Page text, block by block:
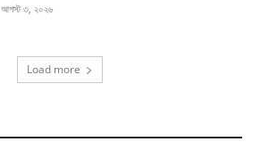
আগস্ট ৩, ২০২৬
Load more